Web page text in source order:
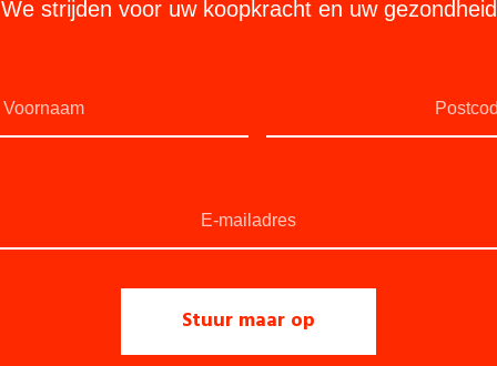
We strijden voor uw koopkracht en uw gezondheid